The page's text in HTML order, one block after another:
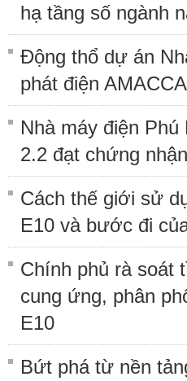
hạ tầng số ngành
Động thổ dự án
phát điện
Nhà máy điện
2.2 đạt chứng
Cách thế giới sử
E10 và bước đi
Chính phủ rà soát
cung ứng, phân
E10
Bứt phá từ nền